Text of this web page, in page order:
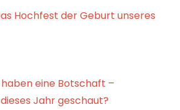
Hochfest der Geburt unseres
eine Botschaft –
Jahr geschaut?